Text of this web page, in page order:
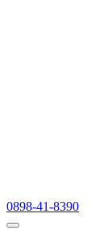
0898-41-8390